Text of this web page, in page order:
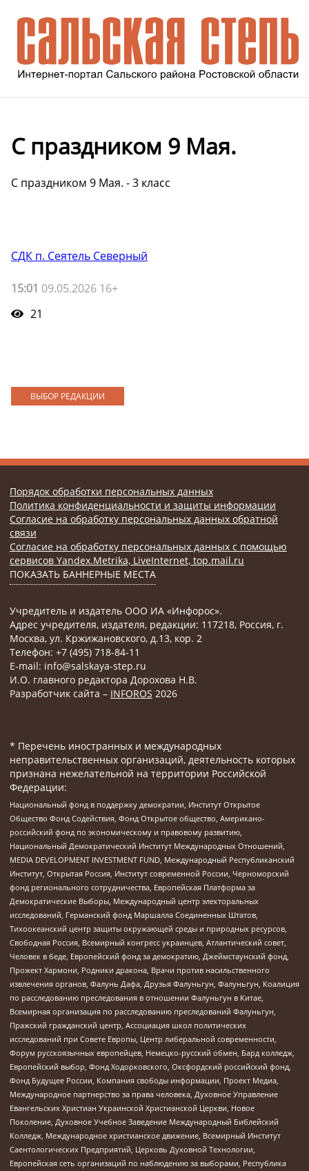
С праздником 9 Мая.
С праздником 9 Мая. - 3 класс
СДК п. Сеятель Северный
15:01 09.05.2026 16+
21
ВЫБОР РЕДАКЦИИ
Порядок обработки персональных данных
Политика конфиденциальности и защиты информации
Согласие на обработку персональных данных обратной
связи
Согласие на обработку персональных данных с помощью
сервисов Yandex.Metrika, LiveInternet, top.mail.ru
ПОКАЗАТЬ БАННЕРНЫЕ МЕСТА
Учредитель и издатель ООО ИА «Инфорос».
Адрес учредителя, издателя, редакции: 117218, Россия, г.
Москва, ул. Кржижановского, д.13, кор. 2
Телефон: +7 (495) 718-84-11
E-mail: info@salskaya-step.ru
И.О. главного редактора Дорохова Н.В.
Разработчик сайта – INFOROS 2026
* Перечень иностранных и международных
неправительственных организаций, деятельность которых
признана нежелательной на территории Российской
Федерации:
Национальный фонд в поддержку демократии, Институт Открытое
Общество Фонд Содействия, Фонд Открытое общество, Американо-
российский фонд по экономическому и правовому развитию,
Национальный Демократический Институт Международных Отношений,
MEDIA DEVELOPMENT INVESTMENT FUND, Международный Республиканский
Институт, Открытая Россия, Институт современной России, Черноморский
фонд регионального сотрудничества, Европейская Платформа за
Демократические Выборы, Международный центр электоральных
исследований, Германский фонд Маршалла Соединенных Штатов,
Тихоокеанский центр защиты окружающей среды и природных ресурсов,
Свободная Россия, Всемирный конгресс украинцев, Атлантический совет,
Человек в беде, Европейский фонд за демократию, Джеймстаунский фонд,
Прожект Хармони, Родники дракона, Врачи против насильственного
извлечения органов, Фалунь Дафа, Друзья Фалуньгун, Фалуньгун, Коалиция
по расследованию преследования в отношении Фалуньгун в Китае,
Всемирная организация по расследованию преследований Фалуньгун,
Пражский гражданский центр, Ассоциация школ политических
исследований при Совете Европы, Центр либеральной современности,
Форум русскоязычных европейцев, Немецко-русский обмен, Бард колледж,
Европейский выбор, Фонд Ходорковского, Оксфордский российский фонд,
Фонд Будущее России, Компания свободы информации, Проект Медиа,
Международное партнерство за права человека, Духовное Управление
Евангельских Христиан Украинской Христианской Церкви, Новое
Поколение, Духовное Учебное Заведение Международный Библейский
Колледж, Международное христианское движение, Всемирный Институт
Саентологических Предприятий, Церковь Духовной Технологии,
Европейская сеть организаций по наблюдению за выборами, Республика